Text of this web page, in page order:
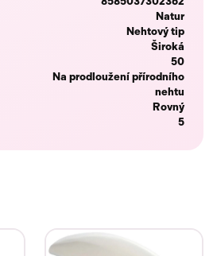
Natur
Nehtový tip
Široká
50
Na prodloužení přírodního
nehtu
Rovný
5